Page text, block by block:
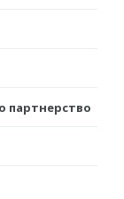
партнерство